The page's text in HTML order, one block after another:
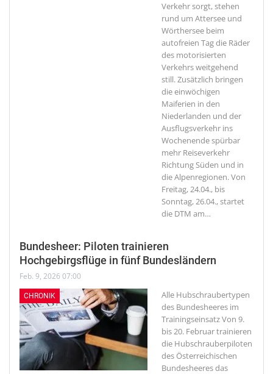
Verkehr sorgt, stehen
rund um Attersee und
Wörthersee beim
autofreien Tag die Räder
des motorisierten
Verkehrs weitgehend
still. Zusätzlich bringen
die einwöchigen
Maiferien in den
Niederlanden und der
Ausflugsverkehr ins
Wochenende spürbar
mehr Reiseverkehr
Richtung Süden und in
die Alpenregionen. Von
Freitag, 24.04., bis
Sonntag, 26.04., startet
die DTM am…
Bundesheer: Piloten trainieren
Hochgebirgsflüge in fünf Bundesländern
Feb. 9, 2026 07:00
CHRONIK
Alle Hubschraubertypen
des Bundesheeres im
TrainingseinsatzVon 9.
bis 20. Februar trainieren
die Hubschrauberpiloten
des Österreichischen
Bundesheeres das